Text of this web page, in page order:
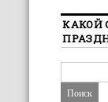
КАКОЙ